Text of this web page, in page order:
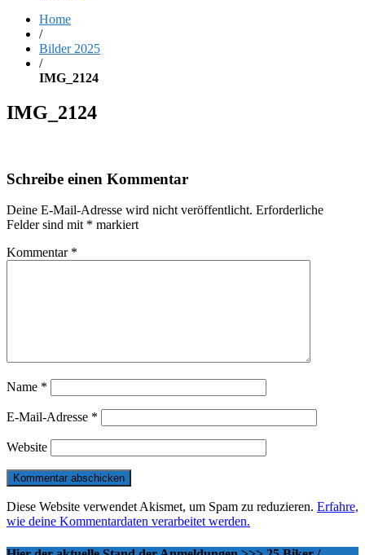
Home
/
Bilder 2025
/
IMG_2124
IMG_2124
Schreibe einen Kommentar
Deine E-Mail-Adresse wird nicht veröffentlicht. Erforderliche
Felder sind mit * markiert
Kommentar *
Name *
E-Mail-Adresse *
Website
Diese Website verwendet Akismet, um Spam zu reduzieren. Erfahre,
wie deine Kommentardaten verarbeitet werden.